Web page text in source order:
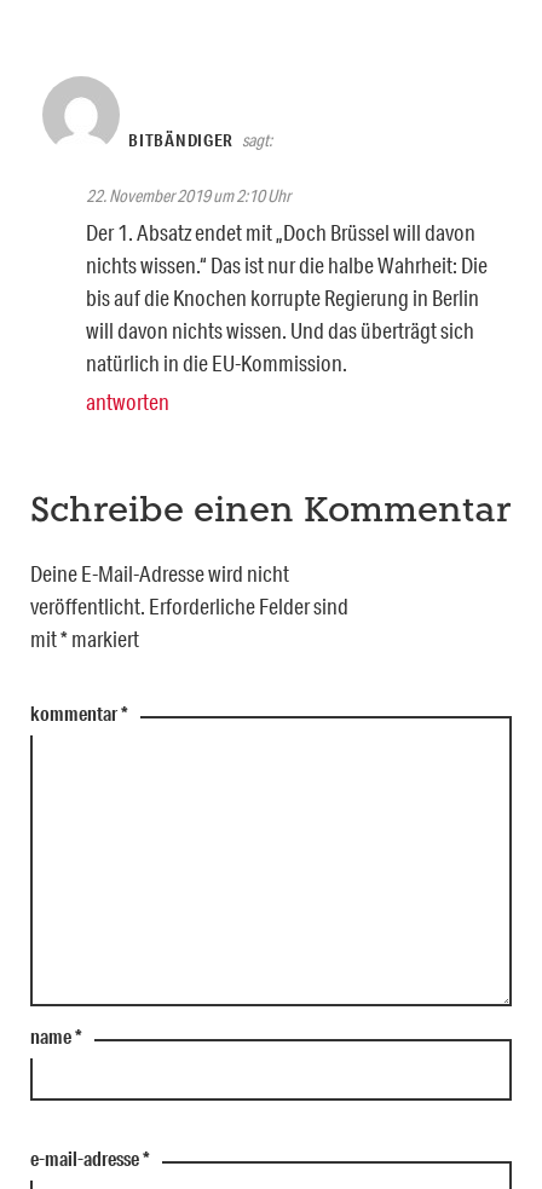
BITBÄNDIGER sagt:
22. November 2019 um 2:10 Uhr
Der 1. Absatz endet mit „Doch Brüssel will davon
nichts wissen.“ Das ist nur die halbe Wahrheit: Die
bis auf die Knochen korrupte Regierung in Berlin
will davon nichts wissen. Und das überträgt sich
natürlich in die EU-Kommission.
antworten
Schreibe einen Kommentar
Deine E-Mail-Adresse wird nicht
veröffentlicht. Erforderliche Felder sind
mit*markiert
kommentar*
name*
e-mail-adresse*